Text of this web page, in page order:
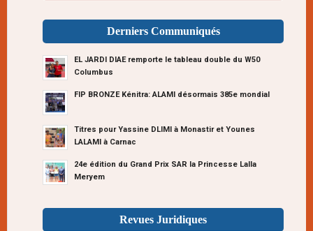
Derniers Communiqués
EL JARDI DIAE remporte le tableau double du W50
Columbus
FIP BRONZE Kénitra: ALAMI désormais 385e mondial
Titres pour Yassine DLIMI à Monastir et Younes
LALAMI à Carnac
24e édition du Grand Prix SAR la Princesse Lalla
Meryem
Revues Juridiques